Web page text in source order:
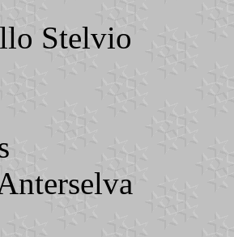
Stelvio